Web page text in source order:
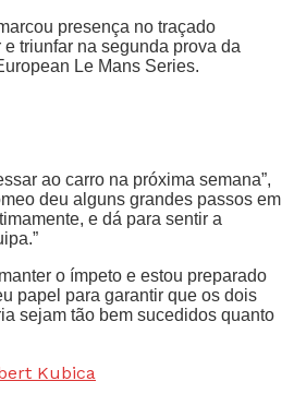
presença no traçado
triunfar na segunda prova da
Le Mans Series.
ao carro na próxima semana”,
deu alguns grandes passos em
e dá para sentir a
o ímpeto e estou preparado
papel para garantir que os dois
sejam tão bem sucedidos quanto
Kubica